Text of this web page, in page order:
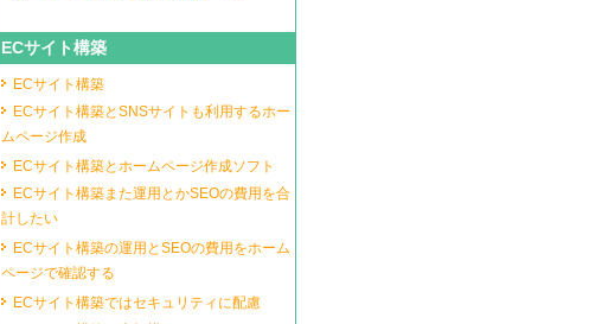
ECサイト構築
ECサイト構築
ECサイト構築とSNSサイトも利用するホー
ムページ作成
ECサイト構築とホームページ作成ソフト
ECサイト構築また運用とかSEOの費用を合
計したい
ECサイト構築の運用とSEOの費用をホーム
ページで確認する
ECサイト構築ではセキュリティに配慮